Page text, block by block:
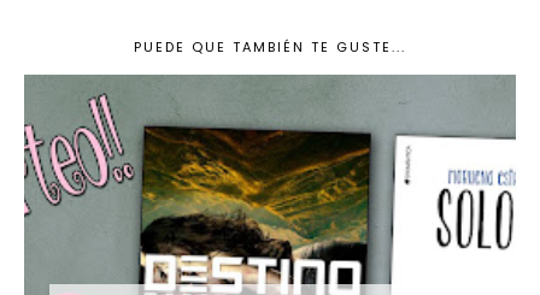
PUEDE QUE TAMBIÉN TE GUSTE...